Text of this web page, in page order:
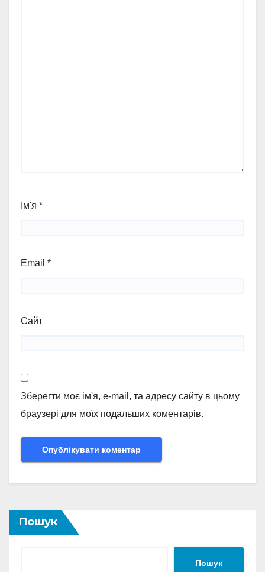
Ім'я *
Email *
Сайт
Зберегти моє ім'я, e-mail, та адресу сайту в цьому
браузері для моїх подальших коментарів.
Пошук
Пошук